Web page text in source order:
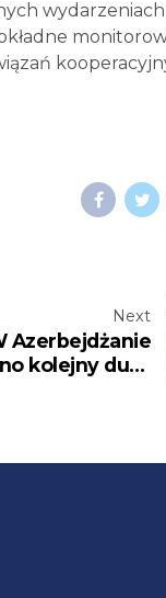
Next
Azerbejdżanie
kolejny duży